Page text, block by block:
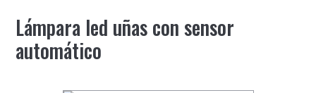
Lámpara led uñas con sensor
automático